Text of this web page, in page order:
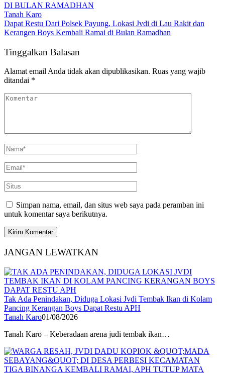
Tanah Karo
Dapat Restu Dari Polsek Payung, Lokasi Jvdi di Lau Rakit dan
Kerangen Boys Kembali Ramai di Bulan Ramadhan
Tinggalkan Balasan
Alamat email Anda tidak akan dipublikasikan. Ruas yang wajib
ditandai *
Simpan nama, email, dan situs web saya pada peramban ini
untuk komentar saya berikutnya.
JANGAN LEWATKAN
Tak Ada Penindakan, Diduga Lokasi Jvdi Tembak Ikan di Kolam
Pancing Kerangan Boys Dapat Restu APH
Tanah Karo01/08/2026
Tanah Karo – Keberadaan arena judi tembak ikan…